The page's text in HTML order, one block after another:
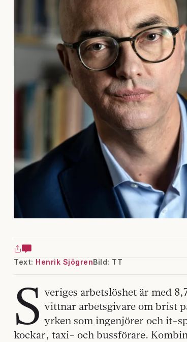
Text: Henrik SjögrenBild: TT
S veriges arbetslöshet är med
vittnar arbetsgivare om brist
yrken som ingenjörer och it-
kockar, taxi- och bussförare.